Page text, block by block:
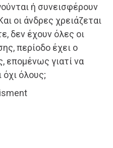
ή συνεισφέρουν
οι άνδρες χρειάζεται
δεν έχουν όλες οι
περίοδο έχει ο
επομένως γιατί να
όλους;